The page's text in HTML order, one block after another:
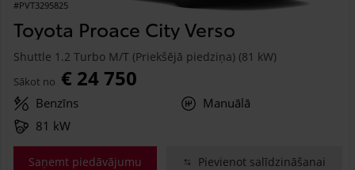
#PVT3295825
Toyota Proace City Verso
Shuttle 1.2 Turbo M/T (Priekšējā piedziņa) (81 kW)
Sākot no € 24 750
Benzīns
Manuālā
81 kW
Saņemt piedāvājumu Pievienot salīdzināšanai